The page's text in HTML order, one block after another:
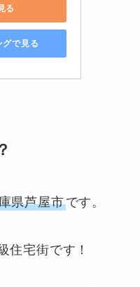
る
で見る
県芦屋市です。
住宅街です！